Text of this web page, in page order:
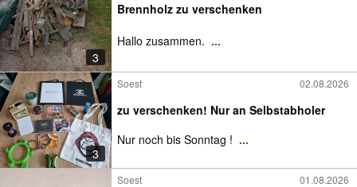
3
Brennholz zu verschenken
Hallo zusammen. ...
3
Soest 02.08.2026
zu verschenken! Nur an Selbstabholer
Nur noch bis Sonntag ! ...
Soest 01.08.2026